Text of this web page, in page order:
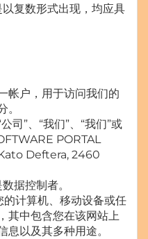
复数形式出现，均应具
帐户，用于访问我们的
。
司”、“我们”、“我们”或
PORTAL
Deftera, 2460
据控制者。
的计算机、移动设备或任
其中包含您在该网站上
息以及其多种用途。